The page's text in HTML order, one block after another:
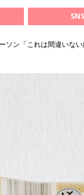
SNS
ソン「これは間違いな